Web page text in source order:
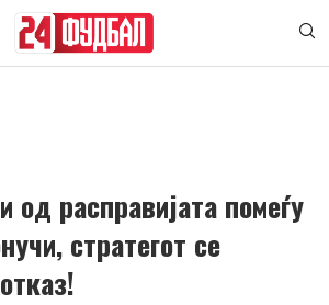
од расправијата помеѓу
стратегот се